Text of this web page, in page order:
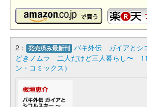
2： 発売済み最新刊 バキ外伝 ガイアとシ
どきノムラ 二人だけど三人暮らし〜
ン・コミックス）